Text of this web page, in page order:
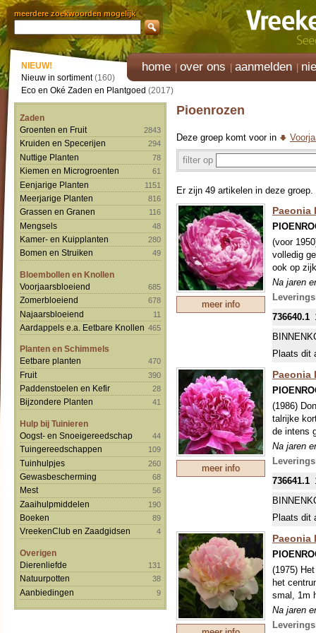
meerdere zoekwoorden mogelijk
home over ons aanmelden
NIEUW!
Nieuw in sortiment(160)
Eco en Oké Zaden en Plantgoed (2017)
Zaden
Groenten en Fruit
2843
Kruiden en Specerijen 294
Nuttige Planten 78
Kiemen en Microgroenten 61
Eenjarige Planten 1151
Meerjarige Planten 816
Grassen en Granen 116
Mengsels 48
Kamer- en Kuipplanten 280
Bomen en Struiken 49
Bloembollen en Knollen
Voorjaarsbloeiend
685
Zomerbloeiend 678
Najaarsbloeiend 11
Aardappels e.a. Eetbare Knollen 465
Planten en Schimmels
Eetbare planten
470
Fruit 390
Paddenstoelen en Kefir 28
Bijzondere Planten 41
Hulp bij Tuinieren
Oogst- en Snoeigereedschap
44
Tuingereedschappen 109
Tuinhulpjes 260
Gewasbescherming 68
Mest 56
Zaaihulpmiddelen 190
Boeken 89
VreekenClub en Zaadgidsen 4
Overigen
Dierenliefde
131
Natuurpotten 38
Aanbiedingen 9
Pioenrozen
Deze groep komt voor in
filter op
Er zijn 49 artikelen in deze groep.
meer info
Paeonia
(voor
volledig
ook op
Na jaren
mooiste
Ze
Op klei is
Op
verplant
Zet
enkele
We
dus groot!
vorm.
we
736640.1
Plaats dit
meer info
Paeonia
(1986)
talrijke
de intens
Na jaren
mooiste
Ze
Op klei is
Op
verplant
Zet
enkele
We
dus groot!
vorm.
we
736641.1
Plaats dit
Paeonia
(1975)
het
smal, 1m
Na jaren
mooiste